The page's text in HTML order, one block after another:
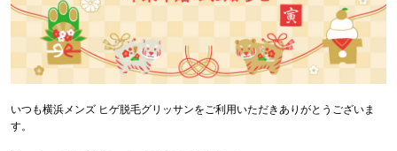
いつも横浜メンズ ヒゲ脱毛グリッサンをご利用いただきありがとうございま
す。